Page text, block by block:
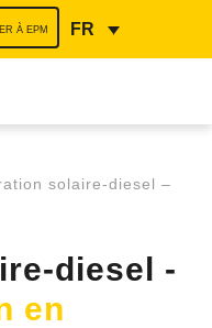
À EPM FR
solaire-diesel –
diesel -
en